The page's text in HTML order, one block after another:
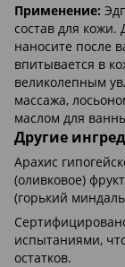
Применение:
состав для кожи.
наносите после
впитывается в
великолепным
массажа,
маслом для
Другие
Арахис
(оливковое)
(горький
испытаниями,
остатков.